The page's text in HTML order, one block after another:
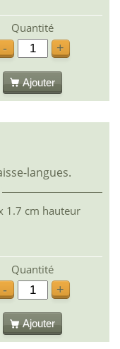
Quantité
-
+
Ajouter
langues.
1.7 cm hauteur
Quantité
-
+
Ajouter